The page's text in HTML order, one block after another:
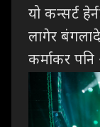
यो कन्सर्ट
लागेर
कर्माकर